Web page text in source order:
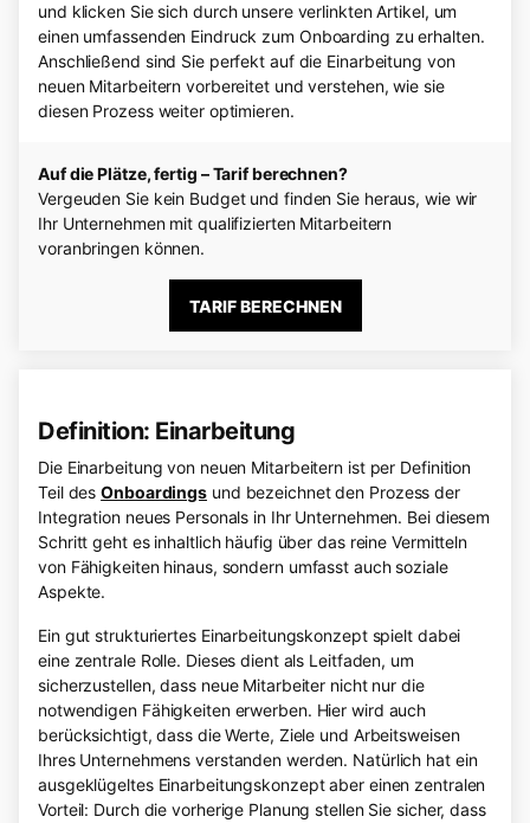
und klicken Sie sich durch unsere verlinkten Artikel, um
einen umfassenden Eindruck zum Onboarding zu erhalten.
Anschließend sind Sie perfekt auf die Einarbeitung von
neuen Mitarbeitern vorbereitet und verstehen, wie sie
diesen Prozess weiter optimieren.
Auf die Plätze, fertig – Tarif berechnen?
Vergeuden Sie kein Budget und finden Sie heraus, wie wir
Ihr Unternehmen mit qualifizierten Mitarbeitern
voranbringen können.
TARIF BERECHNEN
Definition: Einarbeitung
Die Einarbeitung von neuen Mitarbeitern ist per Definition
Teil desOnboardings und bezeichnet den Prozess der
Integration neues Personals in Ihr Unternehmen. Bei diesem
Schritt geht es inhaltlich häufig über das reine Vermitteln
von Fähigkeiten hinaus, sondern umfasst auch soziale
Aspekte.
Ein gut strukturiertes Einarbeitungskonzept spielt dabei
eine zentrale Rolle. Dieses dient als Leitfaden, um
sicherzustellen, dass neue Mitarbeiter nicht nur die
notwendigen Fähigkeiten erwerben. Hier wird auch
berücksichtigt, dass die Werte, Ziele und Arbeitsweisen
Ihres Unternehmens verstanden werden. Natürlich hat ein
ausgeklügeltes Einarbeitungskonzept aber einen zentralen
Vorteil: Durch die vorherige Planung stellen Sie sicher, dass